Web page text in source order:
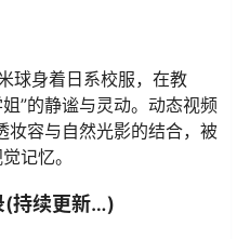
球身着日系校服，在教
”的静谧与灵动。动态视频
妆容与自然光影的结合，被
记忆。
(持续更新…)